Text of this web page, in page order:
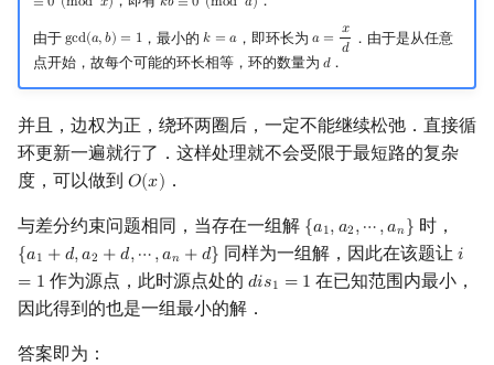
≡ 0 (mod 𝑥) 𝑘𝑏 ≡ 0 (mod 𝑎)
kb ≡0(moda)
由于 gcd(𝑎,𝑏) = 1
gcd(a, b) =1 ，最小的𝑘 = 𝑎
k =a ，即环长为 𝑎 = 𝑥
𝑑
a=xd
．由于是从任意
点开始，故每个可能的环长相等，环的数量为 𝑑
d．
并且，边权为正，绕环两圈后，一定不能继续松弛．直接循
环更新一遍就行了．这样处理就不会受限于最短路的复杂
度，可以做到 𝑂(𝑥)
O(x) ．
与差分约束问题相同，当存在一组解 {𝑎1,𝑎2,⋯,𝑎𝑛}
{a1,a2,⋯, an} 时，
{𝑎1 +𝑑,𝑎2 +𝑑,⋯,𝑎𝑛 +𝑑}
{a1+ d, a2+d ,⋯,a n+d} 同样为一组解，因此在该题让𝑖
= 1
i
作为源点，此时源点处的 𝑑𝑖𝑠1 = 1
dis1 =1
在已知范围内最小，
因此得到的也是一组最小的解．
答案即为：